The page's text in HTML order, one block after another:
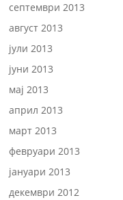
септември 2013
август 2013
јули 2013
јуни 2013
мај 2013
април 2013
март 2013
февруари 2013
јануари 2013
декември 2012